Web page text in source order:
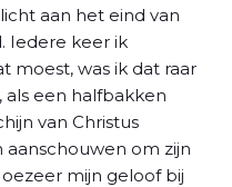
aan het eind van
Iedere keer ik
moest, was ik dat raar
een halfbakken
van Christus
om zijn
mijn geloof bij